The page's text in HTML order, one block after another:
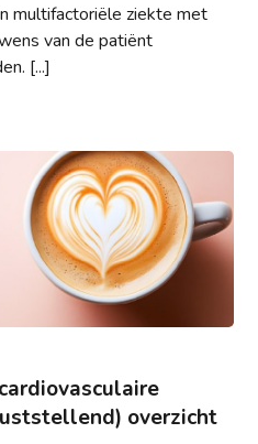
multifactoriële ziekte met
van de patiënt
[...]
overzicht